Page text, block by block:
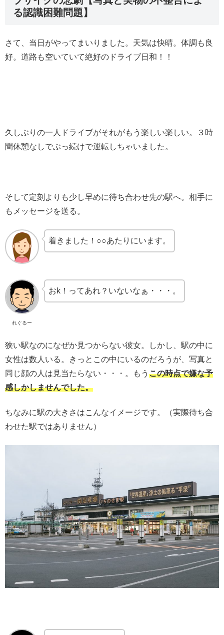
る認識困難問題】
さて、当日がやってまいりました。天気は快晴。体調も良
好。道路も空いていて絶好のドライブ日和！！
久しぶりの一人ドライブがそれがもう楽しい楽しい。３時
間休憩なしでぶっ続けで運転しちゃいました。
そして定刻よりも少し早めに待ち合わせ先の駅へ。相手に
もメッセージを送る。
着きました！○○あたりにいます。
れぐるー
おk！ってあれ？いないなぁ・・・。
狭い駅なのになぜか見つからない彼女。しかし、駅の中に
女性は数人いる。きっとこの中にいるのだろうが、写真と
同じ顔の人は見当たらない・・・。もう この時点で嫌な予
感しかしませんでした。
ちなみに駅の大きさはこんなイメージです。（実際待ち合
わせた駅ではありません）